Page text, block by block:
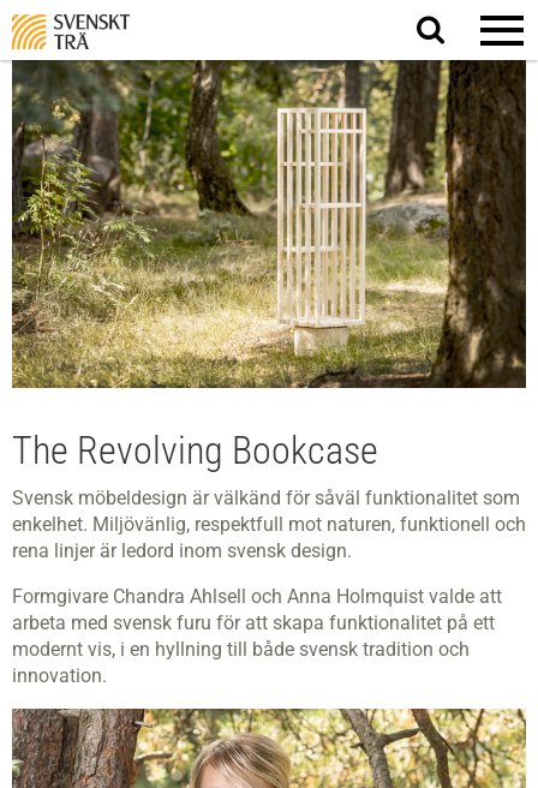
Sök
på
webbplatsen
The Revolving Bookcase
Svensk möbeldesign är välkänd för såväl funktionalitet som
enkelhet. Miljövänlig, respektfull mot naturen, funktionell och
rena linjer är ledord inom svensk design.
Formgivare Chandra Ahlsell och Anna Holmquist valde att
arbeta med svensk furu för att skapa funktionalitet på ett
modernt vis, i en hyllning till både svensk tradition och
innovation.